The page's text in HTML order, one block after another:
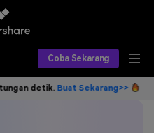
Coba Sekarang
Sekarang>> Tulis idemu,